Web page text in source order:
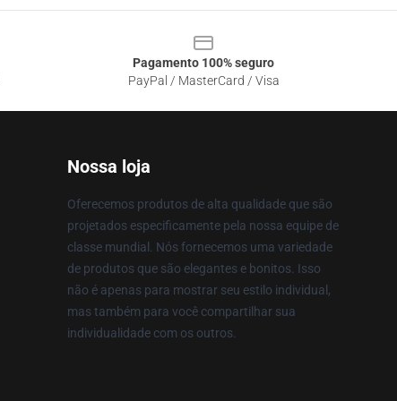
Pagamento 100% seguro
PayPal / MasterCard / Visa
Nossa loja
Oferecemos produtos de alta qualidade que são
projetados especificamente pela nossa equipe de
classe mundial. Nós fornecemos uma variedade
de produtos que são elegantes e bonitos. Isso
não é apenas para mostrar seu estilo individual,
mas também para você compartilhar sua
individualidade com os outros.